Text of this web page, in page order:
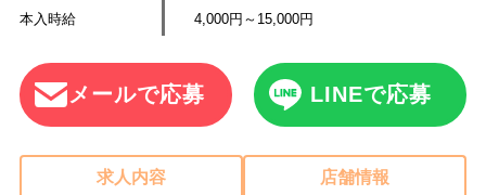
本入時給
4,000円～15,000円
メールで応募 LINEで応募
求人内容 店舗情報